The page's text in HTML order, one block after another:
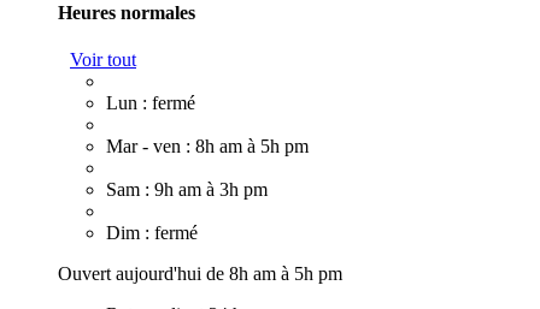
Heures normales
Voir tout
Lun : fermé
Mar - ven : 8h am à 5h pm
Sam : 9h am à 3h pm
Dim : fermé
Ouvert aujourd'hui de 8h am à 5h pm